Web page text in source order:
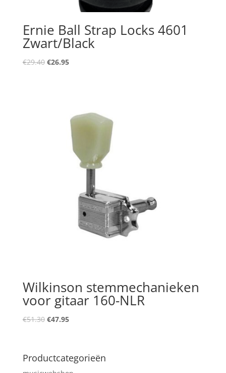
Ernie Ball Strap Locks 4601
Zwart/Black
€29.40 Oorspronkelijke
€26.95Huidige
Wilkinson stemmechanieken
voor gitaar 160-NLR
€51.30 Oorspronkelijke
€51.30.
€47.95Huidige
€47.95.
Productcategorieën